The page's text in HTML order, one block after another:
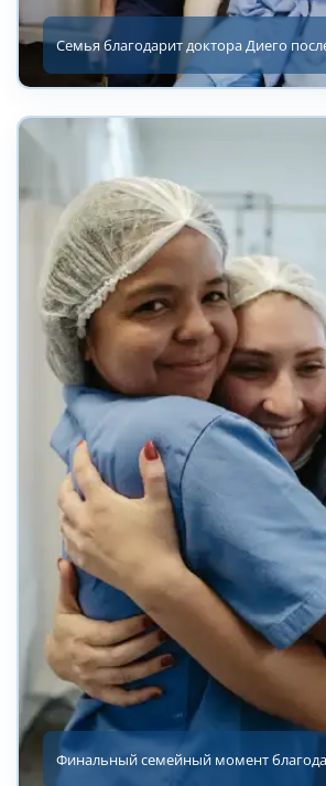
Семья благодарит доктора Диего
Финальный семейный момент